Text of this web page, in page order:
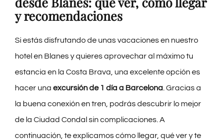
BLOG
y recomendaciones
Si estás disfrutando de unas vacaciones en nuestro
hotel en Blanesy quieres aprovechar al máximo tu
estancia en la Costa Brava, una excelente opción es
hacer una excursión de 1 día a Barcelona. Gracias a
la buena conexión en tren, podrás descubrir lo mejor
de la Ciudad Condal sin complicaciones. A
continuación, te explicamos cómo llegar, qué ver y te